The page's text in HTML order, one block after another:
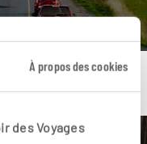
À propos des cookies
des Voyages